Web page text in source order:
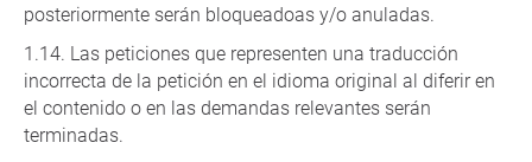
posteriormente serán bloqueadoas y/o anuladas.
Las peticiones que representen una traducción
incorrecta de la petición en el idioma original al diferir en
el contenido o en las demandas relevantes serán
terminadas.